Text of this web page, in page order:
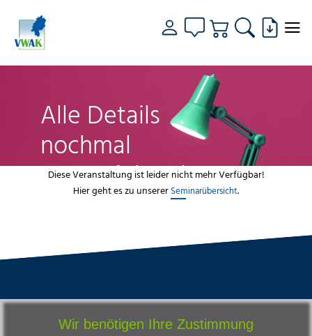
Alle Details
nochmal
genau fokussiert
Diese Veranstaltung ist leider nicht mehr Verfügbar!
Hier geht es zu unserer Seminarübersicht.
VWAK
Karriere
Standorte
Darmstadt
Bildungsangebot
Ausbildung
Wir benötigen Ihre Zustimmung